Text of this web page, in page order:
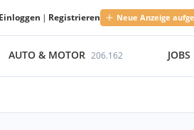
Einloggen | Registrieren Neue Anzeige
AUTO & MOTOR 206.162 JOBS